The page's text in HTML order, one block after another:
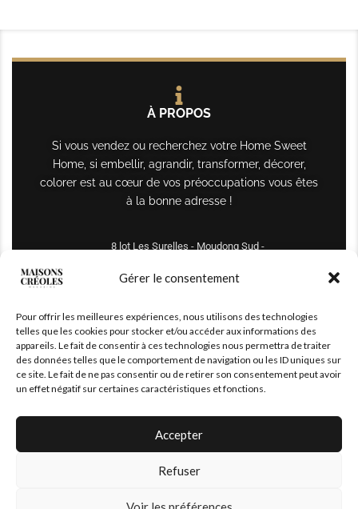
Gérer le consentement
Pour offrir les meilleures expériences, nous utilisons des technologies
telles que les cookies pour stocker et/ou accéder aux informations des
appareils. Le fait de consentir à ces technologies nous permettra de traiter
des données telles que le comportement de navigation ou les ID uniques sur
ce site. Le fait de ne pas consentir ou de retirer son consentement peut avoir
un effet négatif sur certaines caractéristiques et fonctions.
Accepter
Refuser
À PROPOS
Si vous vendez ou recherchez votre Home Sweet
Home, si embellir, agrandir, transformer, décorer,
colorer est au cœur de vos préoccupations vous êtes
à la bonne adresse !
8 lot Les Surelles - Moudong Sud -
maisonscreoles.immo@gmail.com
© 2026 – All Right Reserved. Designed and Developed by